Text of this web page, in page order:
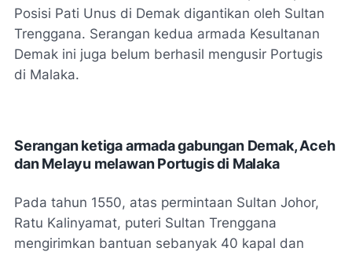
Posisi Pati Unus di Demak digantikan oleh Sultan
Trenggana. Serangan kedua armada Kesultanan
Demak ini juga belum berhasil mengusir Portugis
di Malaka.
Serangan ketiga armada gabungan Demak, Aceh
dan Melayu melawan Portugis di Malaka
Pada tahun 1550, atas permintaan Sultan Johor,
Ratu Kalinyamat, puteri Sultan Trenggana
mengirimkan bantuan sebanyak 40 kapal dan